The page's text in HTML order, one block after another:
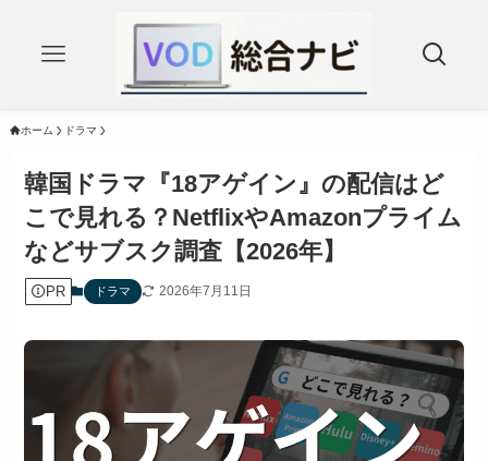
ホーム ドラマ
韓国ドラマ『18アゲイン』の配信はど
こで見れる？NetflixやAmazonプライム
などサブスク調査【2026年】
PR ドラマ 2026年7月11日